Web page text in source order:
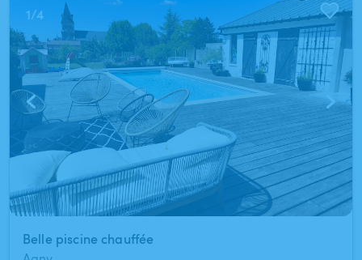
1/4
Belle piscine chauffée